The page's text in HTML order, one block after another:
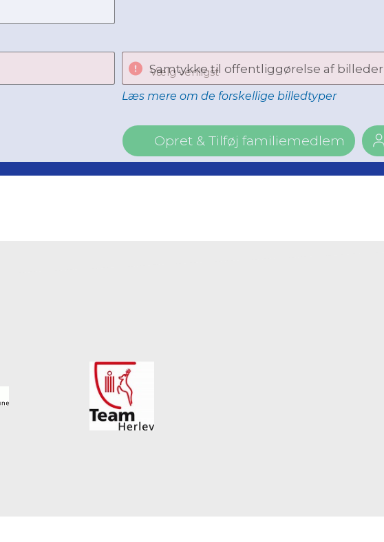
Vælg venligst
Samtykke til offentliggørelse af billeder
Læs mere om de forskellige billedtyper
Opret & Tilføj familiemedlem